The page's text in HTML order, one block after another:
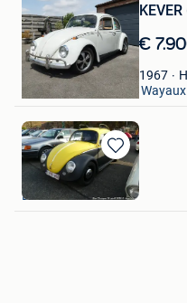
in
Mijn
Favorieten
€
1967
Dominique
Gosselies + Partie De Wayaux
Bewaren
in
Mijn
indra
Beverlo